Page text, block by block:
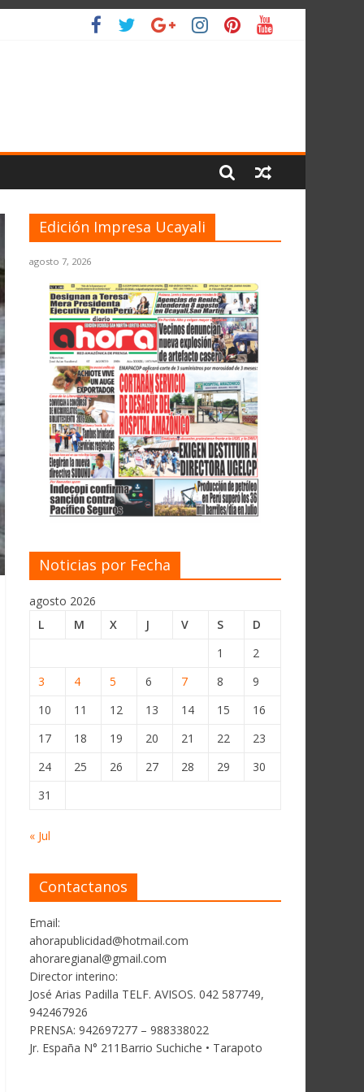
Edición Impresa Ucayali
agosto 7, 2026
Noticias por Fecha
agosto 2026
L
M X J V S
D
1
2
3
4 5 6 7 8
9
10
11 12 13 14 15
16
17
18 19 20 21 22
23
24
25 26 27 28 29
30
31
« Jul
Contactanos
Email:
ahorapublicidad@hotmail.com
ahoraregianal@gmail.com
Director interino:
José Arias Padilla TELF. AVISOS. 042 587749,
942467926
PRENSA: 942697277 – 988338022
Jr. España N° 211Barrio Suchiche • Tarapoto